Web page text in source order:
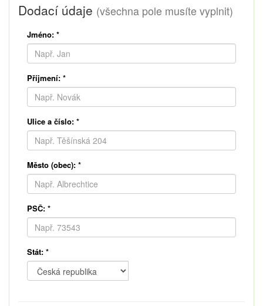
Dodací údaje (všechna pole musíte vyplnit)
Jméno: *
Příjmení: *
Ulice a číslo: *
Město (obec): *
PSČ: *
Stát: *